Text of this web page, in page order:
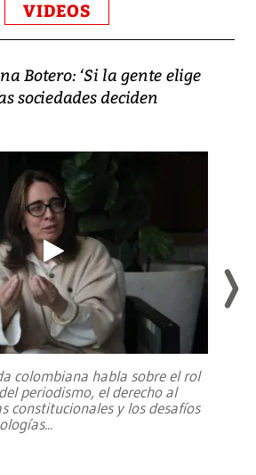
VIDEOS
Botero: ‘Si la gente elige
sociedades deciden
colombiana habla sobre el rol
periodismo, el derecho al
constitucionales y los desafíos
...